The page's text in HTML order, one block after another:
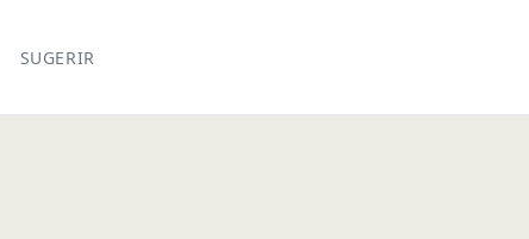
SUGERIR